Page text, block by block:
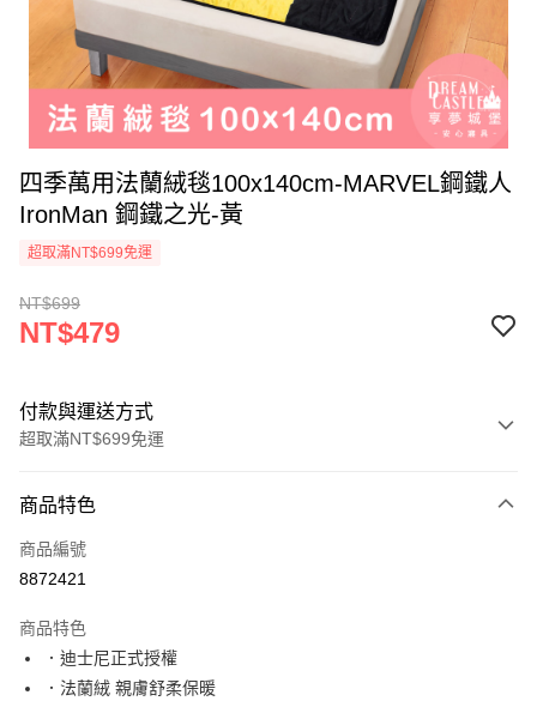
四季萬用法蘭絨毯100x140cm-MARVEL鋼鐵人
IronMan 鋼鐵之光-黃
超取滿NT$699免運
NT$699
NT$479
付款與運送方式
超取滿NT$699免運
信用卡一次付款
超商取貨付款
Apple Pay
街口支付
商品特色
商品編號
8872421
商品特色
．迪士尼正式授權
．法蘭絨 親膚舒柔保暖